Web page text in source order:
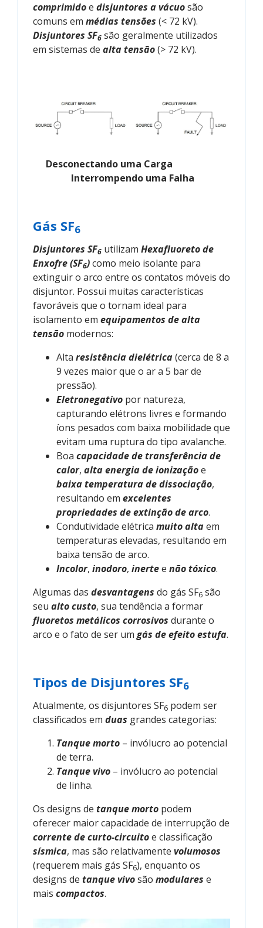
comprimidoe disjuntores a vácuosão
comuns em médias tensões (< 72 kV).
Disjuntores SF6 são geralmente utilizados
em sistemas de alta tensão(> 72 kV).
Desconectando uma Carga
Interrompendo uma Falha
Gás SF6
Disjuntores SF6 utilizam Hexafluoreto de
Enxofre (SF6)como meio isolante para
extinguir o arco entre os contatos móveis do
disjuntor. Possui muitas características
favoráveis que o tornam ideal para
isolamento em equipamentos de alta
tensão modernos:
Alta resistência dielétrica(cerca de 8 a
9 vezes maior que o ar a 5 bar de
pressão).
Eletronegativo por natureza,
capturando elétrons livres e formando
íons pesados com baixa mobilidade que
evitam uma ruptura do tipo avalanche.
Boa capacidade de transferência de
calor, alta energia de ionizaçãoe
baixa temperatura de dissociação,
resultando em excelentes
propriedades de extinção de arco.
Condutividade elétrica muito altaem
temperaturas elevadas, resultando em
baixa tensão de arco.
Incolor, inodoro, inertee não tóxico.
Algumas das desvantagens do gás SF6 são
seu alto custo, sua tendência a formar
fluoretos metálicos corrosivos durante o
arco e o fato de ser um gás de efeito estufa.
Tipos de Disjuntores SF6
Atualmente, os disjuntores SF6 podem ser
classificados em duas grandes categorias:
Tanque morto – invólucro ao potencial
de terra.
Tanque vivo – invólucro ao potencial
de linha.
Os designs de tanque morto podem
oferecer maior capacidade de interrupção de
corrente de curto-circuitoe classificação
sísmica, mas são relativamente volumosos
(requerem mais gás SF6), enquanto os
designs de tanque vivosão modulares e
mais compactos.